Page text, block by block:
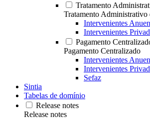
Tratamento
Tratamento Administrativo
Intervenientes
Intervenientes
Pagamento
Pagamento Centralizado
Intervenientes
Intervenientes
Sefaz
Sintia
Tabelas de domínio
Release notes
Release notes